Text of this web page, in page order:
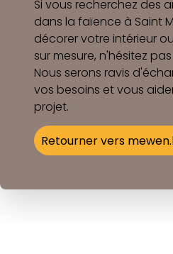
Si vous recherchez des
dans la faïence à Saint
décorer votre intérieur
sur mesure, n'hésitez
Nous serons ravis
vos besoins et vous
projet.
Retourner vers